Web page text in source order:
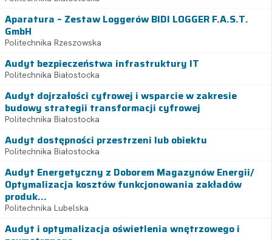
Aparatura – Zestaw Loggerów BIDI LOGGER F.A.S.T.
GmbH
Politechnika Rzeszowska
Audyt bezpieczeństwa infrastruktury IT
Politechnika Białostocka
Audyt dojrzałości cyfrowej i wsparcie w zakresie
budowy strategii transformacji cyfrowej
Politechnika Białostocka
Audyt dostępności przestrzeni lub obiektu
Politechnika Białostocka
Audyt Energetyczny z Doborem Magazynów Energii/
Optymalizacja kosztów funkcjonowania zakładów
produk...
Politechnika Lubelska
Audyt i optymalizacja oświetlenia wnętrzowego i